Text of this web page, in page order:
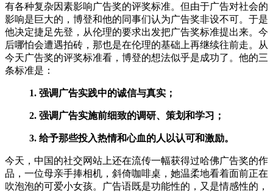
有各种复杂因素影响广告奖的评奖标准。但由于广告对社会的
影响是巨大的，博登和他的同事们认为广告奖非设不可。于是
他决定捷足先登，从伦理的要求出发把广告奖标准提出来。今
后哪怕会遭遇拍砖，那也是在伦理的基础上再继续往前走。从
今天广告奖的评奖标准看，博登的想法似乎是成功了。他的三
条标准是：
1. 强调广告实践中的诚信与真实；
2. 强调广告实施前细致的调研、策划和学习；
3. 给予那些投入热情和心血的人以认可和激励。
今天，中国的社交网站上还在流传一幅获得过哈佛广告奖的作
品，一位母亲手捧相机，斜倚咖啡桌，她温柔地看着面前正在
吹泡泡的可爱小女孩。广告语既是功能性的，又是情感性的，